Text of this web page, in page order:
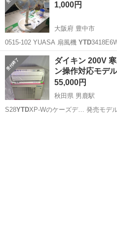
現金をお支払いいただけ...
1,000円
大阪府 豊中市
0515-102 YUASA 扇風機 YTD
大阪 豊中市 家電
ダイキン 200V
55,000円
秋田県 男鹿駅
S28YTDXP-Wのケーズデ… 発売モデ